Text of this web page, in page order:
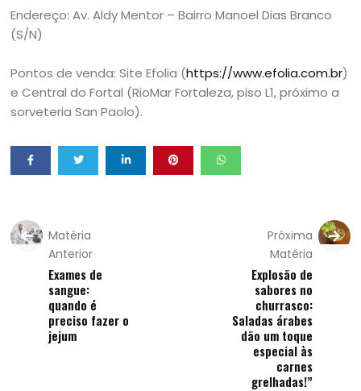
Endereço: Av. Aldy Mentor – Bairro Manoel Dias Branco
(S/N)
Pontos de venda: Site Efolia (https://www.efolia.com.br)
e Central do Fortal (RioMar Fortaleza, piso L1, próximo a
sorveteria San Paolo).
Matéria
Anterior
Exames de
sangue:
quando é
preciso fazer o
jejum
Próxima
Matéria
Explosão de
sabores no
churrasco:
Saladas árabes
dão um toque
especial às
carnes
grelhadas!”